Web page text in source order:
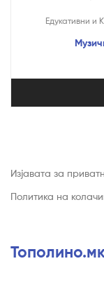
Едукативни и
Изјавата за
Политика на